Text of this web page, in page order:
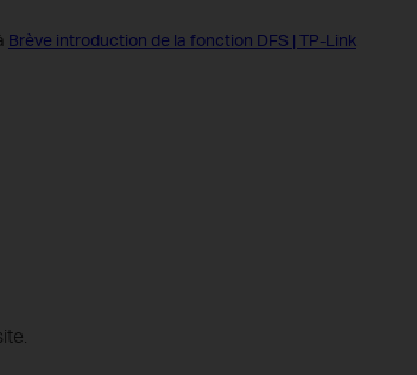
Brève introduction de la fonction DFS | TP-Link